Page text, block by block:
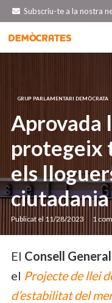
Subscriu-te a la nostra
GRUP PARLAMENTARI DEMÒCRATA
Aprovada
protegeix
els
ciutadania
Publicat el 11/28/2023 1
El Consell General
el Projecte de llei
d’estabilitat del